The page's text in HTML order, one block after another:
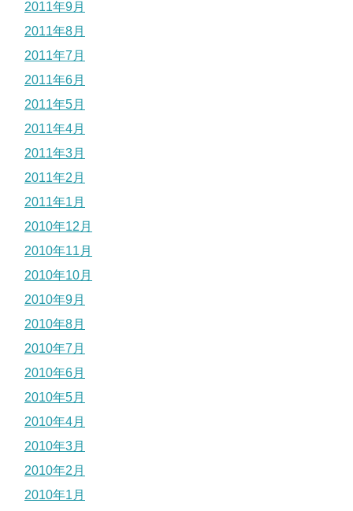
2011年9月
2011年8月
2011年7月
2011年6月
2011年5月
2011年4月
2011年3月
2011年2月
2011年1月
2010年12月
2010年11月
2010年10月
2010年9月
2010年8月
2010年7月
2010年6月
2010年5月
2010年4月
2010年3月
2010年2月
2010年1月